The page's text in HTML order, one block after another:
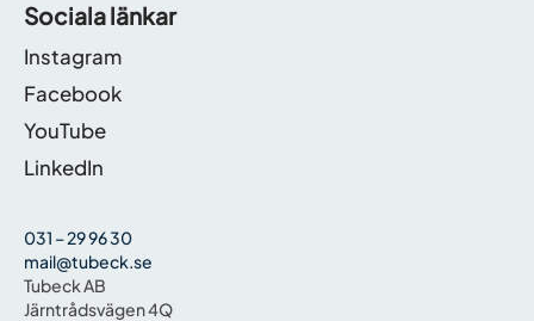
Sociala länkar
Instagram
Facebook
YouTube
LinkedIn
031 – 29 96 30
mail@tubeck.se
Tubeck AB
Järntrådsvägen 4Q